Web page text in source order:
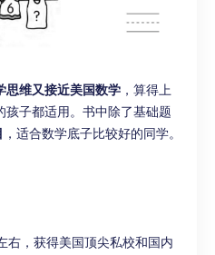
思维又接近美国数学 ，算得上
子都适用。书中除了基础题
，适合数学底子比较好的同学。
右，获得美国顶尖私校和国内